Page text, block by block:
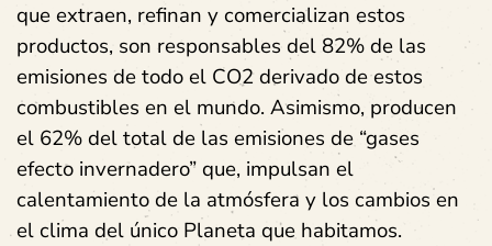
que extraen, refinan y comercializan estos
productos, son responsables del 82% de las
emisiones de todo el CO2 derivado de estos
combustibles en el mundo. Asimismo, producen
el 62% del total de las emisiones de “gases
efecto invernadero” que, impulsan el
calentamiento de la atmósfera y los cambios en
el clima del único Planeta que habitamos.